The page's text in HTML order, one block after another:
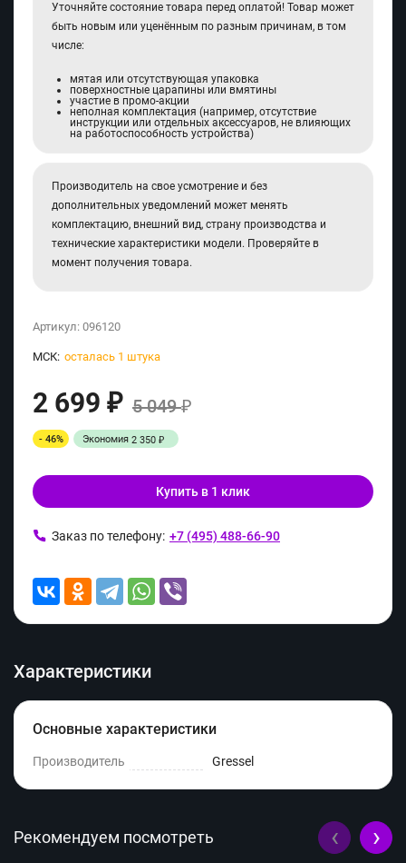
Уточняйте состояние товара перед оплатой! Товар может
быть новым или уценённым по разным причинам, в том
числе:
мятая или отсутствующая упаковка
поверхностные царапины или вмятины
участие в промо-акции
неполная комплектация (например, отсутствие
инструкции или отдельных аксессуаров, не влияющих
на работоспособность устройства)
Производитель на свое усмотрение и без
дополнительных уведомлений может менять
комплектацию, внешний вид, страну производства и
технические характеристики модели. Проверяйте в
момент получения товара.
Артикул: 096120
МСК: осталась 1 штука
2 699 ₽ 5 049₽
- 46% Экономия 2 350 ₽
Купить в 1 клик
Заказ по телефону: +7 (495) 488-66-90
Характеристики
Основные характеристики
Производитель Gressel
Рекомендуем посмотреть ‹ ›